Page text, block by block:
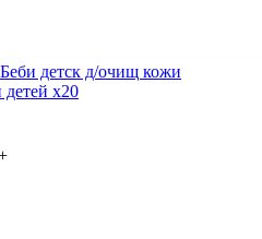
детск д/очищ кожи
x20